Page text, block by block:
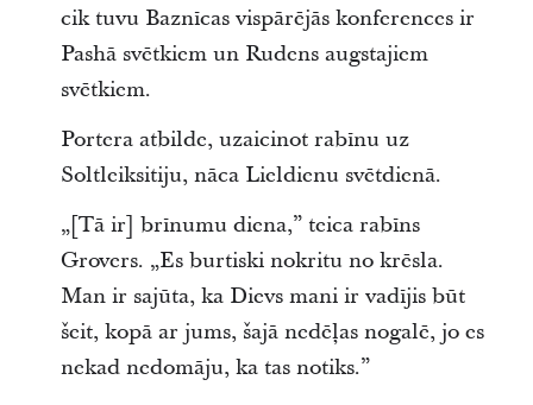
cik tuvu Baznīcas vispārējās konferences ir
Pashā svētkiem un Rudens augstajiem
svētkiem.
Portera atbilde, uzaicinot rabīnu uz
Soltleiksitiju, nāca Lieldienu svētdienā.
„[Tā ir] brīnumu diena,” teica rabīns
Grovers. „Es burtiski nokritu no krēsla.
Man ir sajūta, ka Dievs mani ir vadījis būt
šeit, kopā ar jums, šajā nedēļas nogalē, jo es
nekad nedomāju, ka tas notiks.”